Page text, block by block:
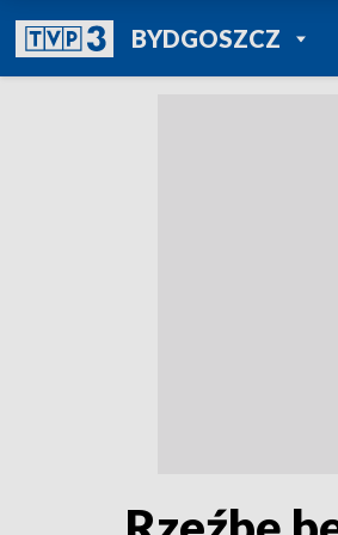
BYDGOSZCZPOWRÓT DO
TVP REGIONY